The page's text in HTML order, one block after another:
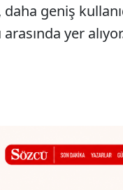
daha geniş
yer